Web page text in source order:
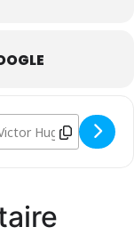
Logement
Address - Atelier